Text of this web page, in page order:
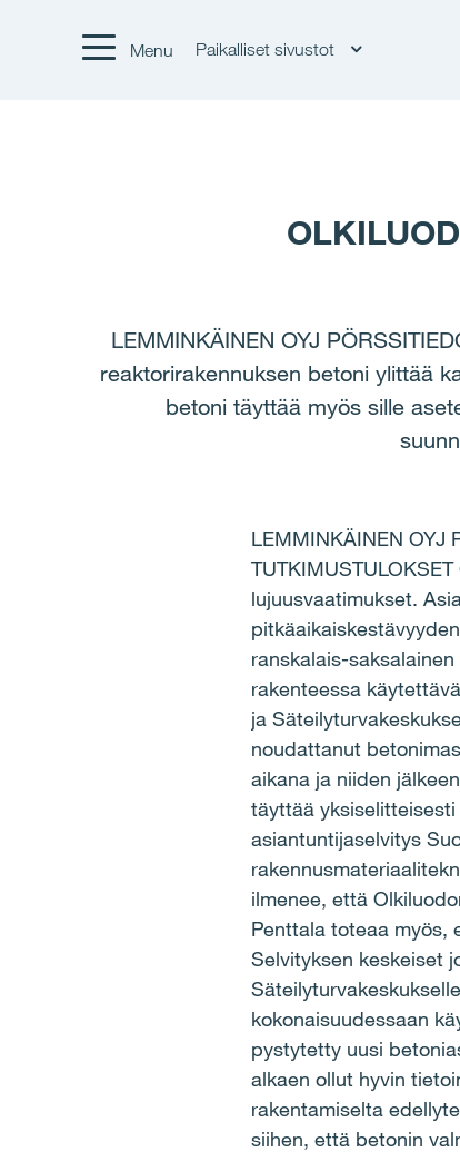
Menu Paikalliset sivustot
LEMMINKÄINEN OYJ
reaktorirakennuksen betoni ylittää
betoni täyttää myös sille
LEMMINKÄINEN OYJ
lujuusvaatimukset.
ranskalais-
rakenteessa
ja
noudattanut
aikana ja niiden
täyttää
asiantuntijaselvitys
ilmenee, että
Penttala toteaa myös,
Selvityksen keskeiset
kokonaisuudessaan
pystytetty uusi
alkaen ollut hyvin
rakentamiselta
siihen, että betonin